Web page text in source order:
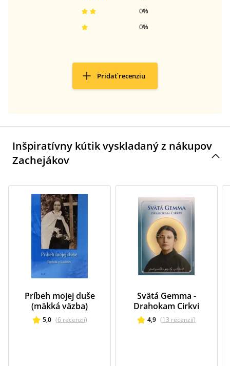
0%
0%
Pridať recenziu
Inšpiratívny kútik vyskladaný z nákupov
Zachejákov
Príbeh mojej duše
(mäkká väzba)
5,0 (6 recenzií)
Svätá Gemma -
Drahokam Cirkvi
4,9 (13 recenzií)